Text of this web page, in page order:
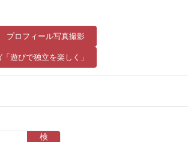
プロフィール写真撮影
「遊びで独立を楽しく」
検